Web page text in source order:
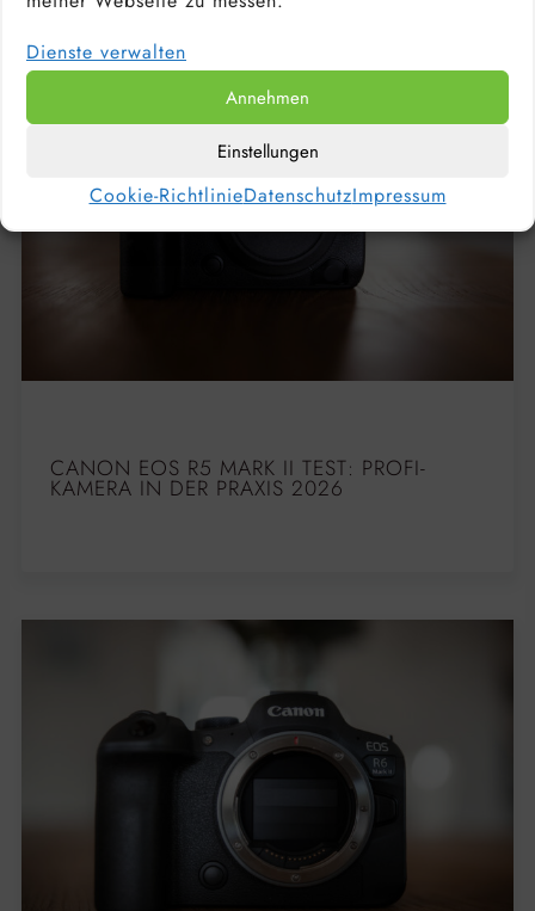
Dienste verwalten
Annehmen
Einstellungen
Cookie-RichtlinieDatenschutzImpressum
CANON EOS R5 MARK II TEST: PROFI-
KAMERA IN DER PRAXIS 2026